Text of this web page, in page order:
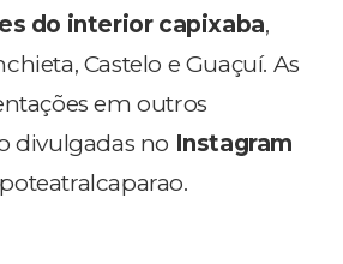
do interior capixaba,
Castelo e Guaçuí. As
em outros
divulgadas no Instagram